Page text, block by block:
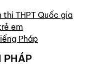
thi THPT Quốc gia
em
Pháp
PHÁP